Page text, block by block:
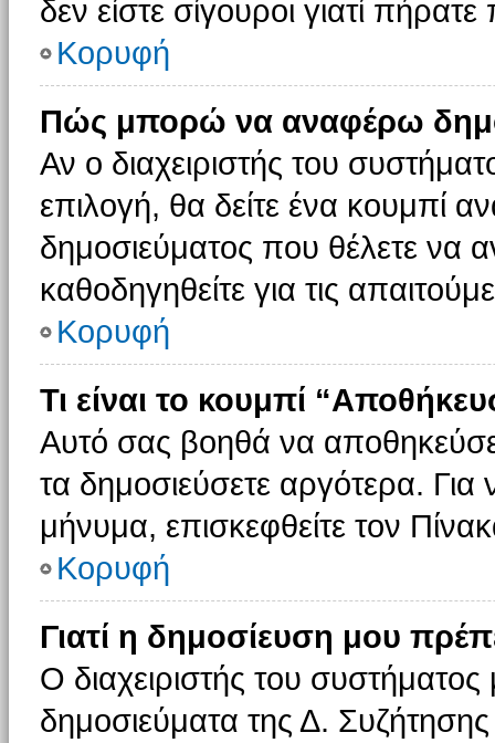
δεν είστε σίγουροι γιατί
Κορυφή
Πώς μπορώ να αναφέρω
Αν ο διαχειριστής του
επιλογή, θα δείτε ένα κουμπί
δημοσιεύματος που θέλετε να
καθοδηγηθείτε για τις
Κορυφή
Τι είναι το κουμπί
Αυτό σας βοηθά να
τα δημοσιεύσετε αργότερα.
μήνυμα, επισκεφθείτε τον
Κορυφή
Γιατί η δημοσίευση μου
Ο διαχειριστής του συστήματος
δημοσιεύματα της Δ.